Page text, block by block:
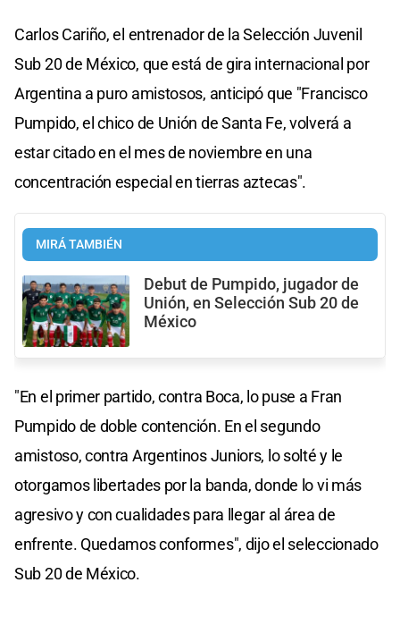
Carlos Cariño, el entrenador de la Selección Juvenil
Sub 20 de México, que está de gira internacional por
Argentina a puro amistosos, anticipó que "Francisco
Pumpido, el chico de Unión de Santa Fe, volverá a
estar citado en el mes de noviembre en una
concentración especial en tierras aztecas".
MIRÁ TAMBIÉN
Debut de Pumpido, jugador de
Unión, en Selección Sub 20 de
México
"En el primer partido, contra Boca, lo puse a Fran
Pumpido de doble contención. En el segundo
amistoso, contra Argentinos Juniors, lo solté y le
otorgamos libertades por la banda, donde lo vi más
agresivo y con cualidades para llegar al área de
enfrente. Quedamos conformes", dijo el seleccionado
Sub 20 de México.